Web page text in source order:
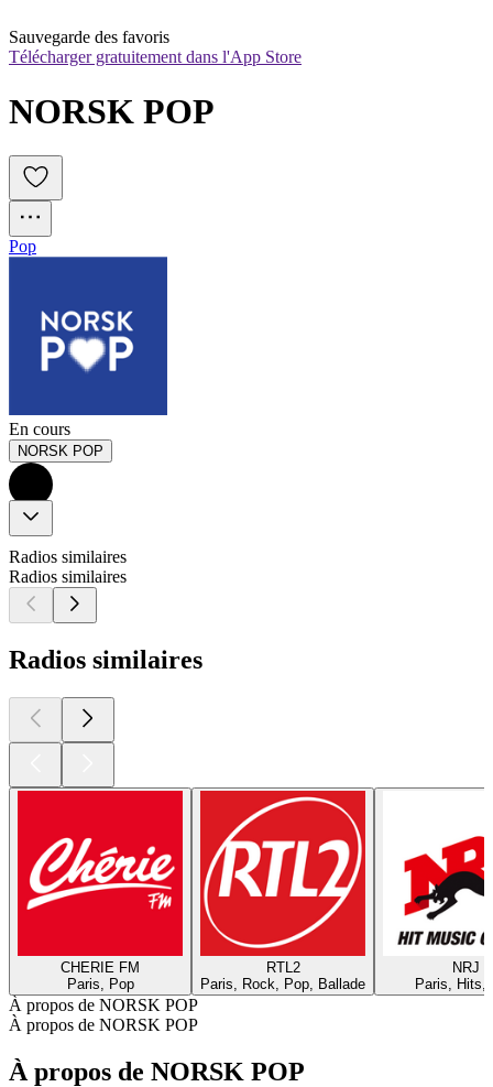
Sauvegarde des favoris
Télécharger gratuitement dans l'App Store
NORSK POP
Pop
En cours
NORSK POP
Radios similaires
Radios similaires
Radios similaires
CHERIE FM
Paris, Pop
RTL2
Paris, Rock, Pop, Ballade
NRJ
Paris, Hits,
À propos de NORSK POP
À propos de NORSK POP
À propos de NORSK POP